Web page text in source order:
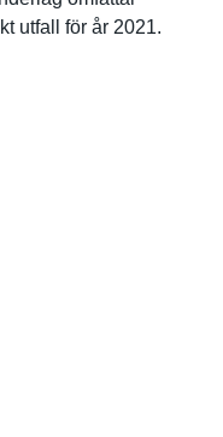
utfall för år 2021.